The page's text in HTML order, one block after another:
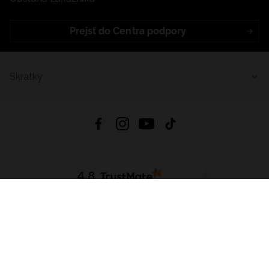
Prejsť do Centra podpory
4.8